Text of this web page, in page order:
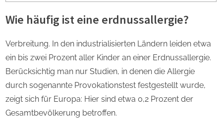
Wie häufig ist eine erdnussallergie?
Verbreitung. In den industrialisierten Ländern leiden etwa
ein bis zwei Prozent aller Kinder an einer Erdnussallergie.
Berücksichtig man nur Studien, in denen die Allergie
durch sogenannte Provokationstest festgestellt wurde,
zeigt sich für Europa: Hier sind etwa 0,2 Prozent der
Gesamtbevölkerung betroffen.